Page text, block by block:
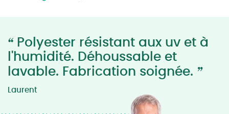
“ Polyester résistant aux uv et à
l'humidité. Déhoussable et
lavable. Fabrication soignée. ”
Laurent